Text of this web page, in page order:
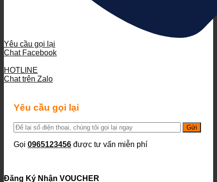
Yêu cầu gọi lại
Chat Facebook
HOTLINE
Chat trên Zalo
Yêu cầu gọi lại
Gọi 0965123456 được tư vấn miễn phí
Đăng Ký Nhận VOUCHER